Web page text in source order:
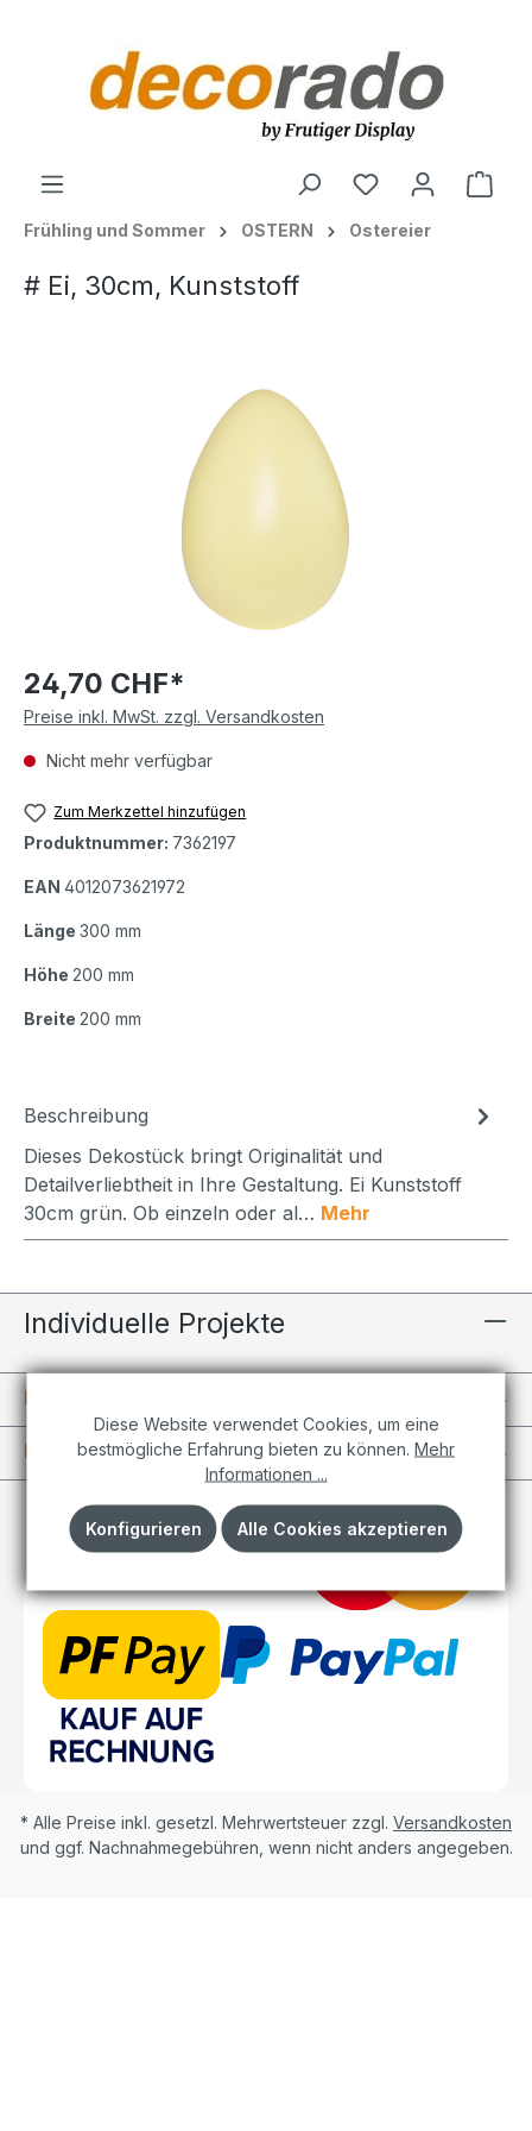
Frühling und Sommer OSTERN Ostereier
# Ei, 30cm, Kunststoff
24,70 CHF*
Preise inkl. MwSt. zzgl. Versandkosten
Nicht mehr verfügbar
Zum Merkzettel hinzufügen
Produktnummer: 7362197
EAN 4012073621972
Länge 300 mm
Höhe 200 mm
Breite 200 mm
Beschreibung
Dieses Dekostück bringt Originalität und
Detailverliebtheit in Ihre Gestaltung. Ei Kunststoff
30cm grün. Ob einzeln oder al… Mehr
Individuelle Projekte
Informationen
Kundenkonto
* Alle Preise inkl. gesetzl. Mehrwertsteuer zzgl. Versandkosten
und ggf. Nachnahmegebühren, wenn nicht anders angegeben.
Diese Website verwendet Cookies, um eine
bestmögliche Erfahrung bieten zu können. Mehr
Informationen ...
Konfigurieren Alle Cookies akzeptieren